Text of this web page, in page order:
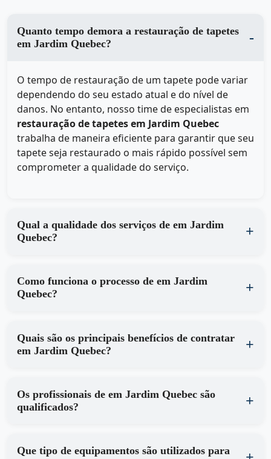
Quanto tempo demora a restauração de tapetes
em Jardim Quebec?
O tempo de restauração de um tapete pode variar
dependendo do seu estado atual e do nível de
danos. No entanto, nosso time de especialistas em
restauração de tapetes em Jardim Quebec
trabalha de maneira eficiente para garantir que seu
tapete seja restaurado o mais rápido possível sem
comprometer a qualidade do serviço.
Qual a qualidade dos serviços de em Jardim
Quebec?
Como funciona o processo de em Jardim
Quebec?
Quais são os principais benefícios de contratar
em Jardim Quebec?
Os profissionais de em Jardim Quebec são
qualificados?
Que tipo de equipamentos são utilizados para